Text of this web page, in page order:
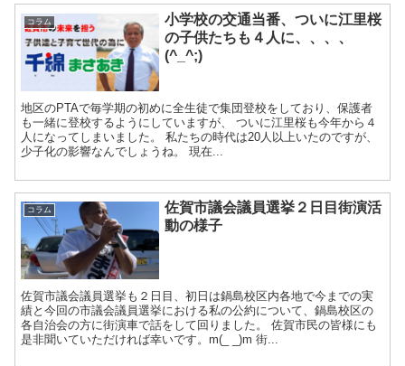
コラム
小学校の交通当番、ついに江里桜
の子供たちも４人に、、、、
(^_^;)
地区のPTAで毎学期の初めに全生徒で集団登校をしており、保護者
も一緒に登校するようにしていますが、 ついに江里桜も今年から４
人になってしまいました。 私たちの時代は20人以上いたのですが、
少子化の影響なんでしょうね。 現在...
コラム
佐賀市議会議員選挙２日目街演活
動の様子
佐賀市議会議員選挙も２日目、初日は鍋島校区内各地で今までの実
績と今回の市議会議員選挙における私の公約について、鍋島校区の
各自治会の方に街演車で話をして回りました。 佐賀市民の皆様にも
是非聞いていただければ幸いです。m(_ _)m 街...